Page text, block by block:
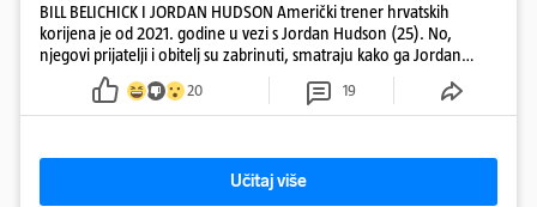
BILL BELICHICK I JORDAN HUDSON Američki trener hrvatskih
korijena je od 2021. godine u vezi s Jordan Hudson (25). No,
njegovi prijatelji i obitelj su zabrinuti, smatraju kako ga Jordan
kontrolira
20 19
Učitaj više